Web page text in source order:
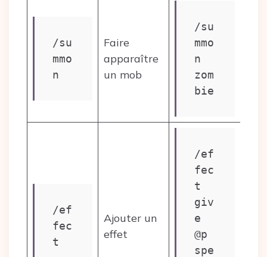
/su
mmo
n
Faire
apparaître
un mob
/su
mmo
n
zom
bie
/ef
fec
t
Ajouter un
effet
/ef
fec
t
giv
e
@p
spe